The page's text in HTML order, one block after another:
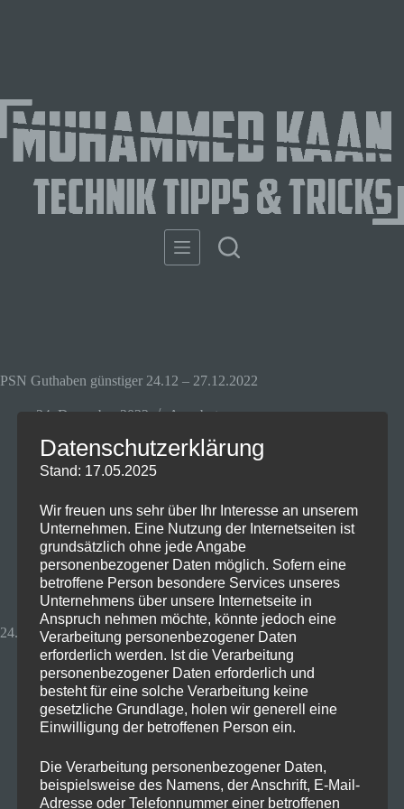
PSN Guthaben günstiger 24.12 – 27.12.2022
24. Dezember 2022 Angebot
PSN Guthaben Günstig
bekommen🔥
24.12 - 27.12.2022
Bei Eneba bekommt ihr gerade 75€ Playstation
Datenschutzerklärung
Stand: 17.05.2025
Wir freuen uns sehr über Ihr Interesse an unserem
Unternehmen. Eine Nutzung der Internetseiten ist
grundsätzlich ohne jede Angabe
personenbezogener Daten möglich. Sofern eine
betroffene Person besondere Services unseres
Unternehmens über unsere Internetseite in
Anspruch nehmen möchte, könnte jedoch eine
Verarbeitung personenbezogener Daten
erforderlich werden. Ist die Verarbeitung
personenbezogener Daten erforderlich und
besteht für eine solche Verarbeitung keine
gesetzliche Grundlage, holen wir generell eine
Einwilligung der betroffenen Person ein.
Die Verarbeitung personenbezogener Daten,
beispielsweise des Namens, der Anschrift, E-Mail-
Adresse oder Telefonnummer einer betroffenen